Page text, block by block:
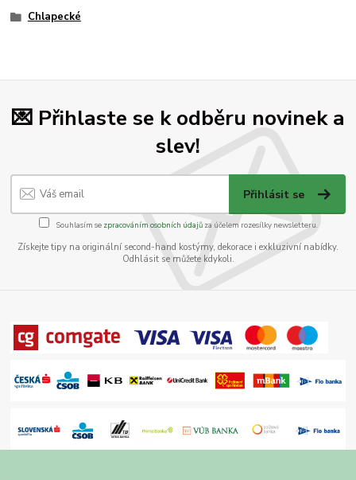
Chlapecké
💌 Přihlaste se k odběru novinek a
slev!
Přihlásit se
Souhlasím se zpracováním osobních údajůza účelem rozesílky newsletteru.
Získejte tipy na originální second-hand kostýmy, dekorace i exkluzivní nabídky.
Odhlásit se můžete kdykoli.